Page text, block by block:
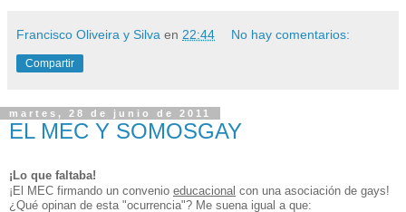
Francisco Oliveira y Silva en 22:44 No hay comentarios:
Compartir
martes, 28 de junio de 2011
EL MEC Y SOMOSGAY
¡Lo que faltaba!
¡El MEC firmando un convenio educacional con una asociación de gays!
¿Qué opinan de esta "ocurrencia"? Me suena igual a que: